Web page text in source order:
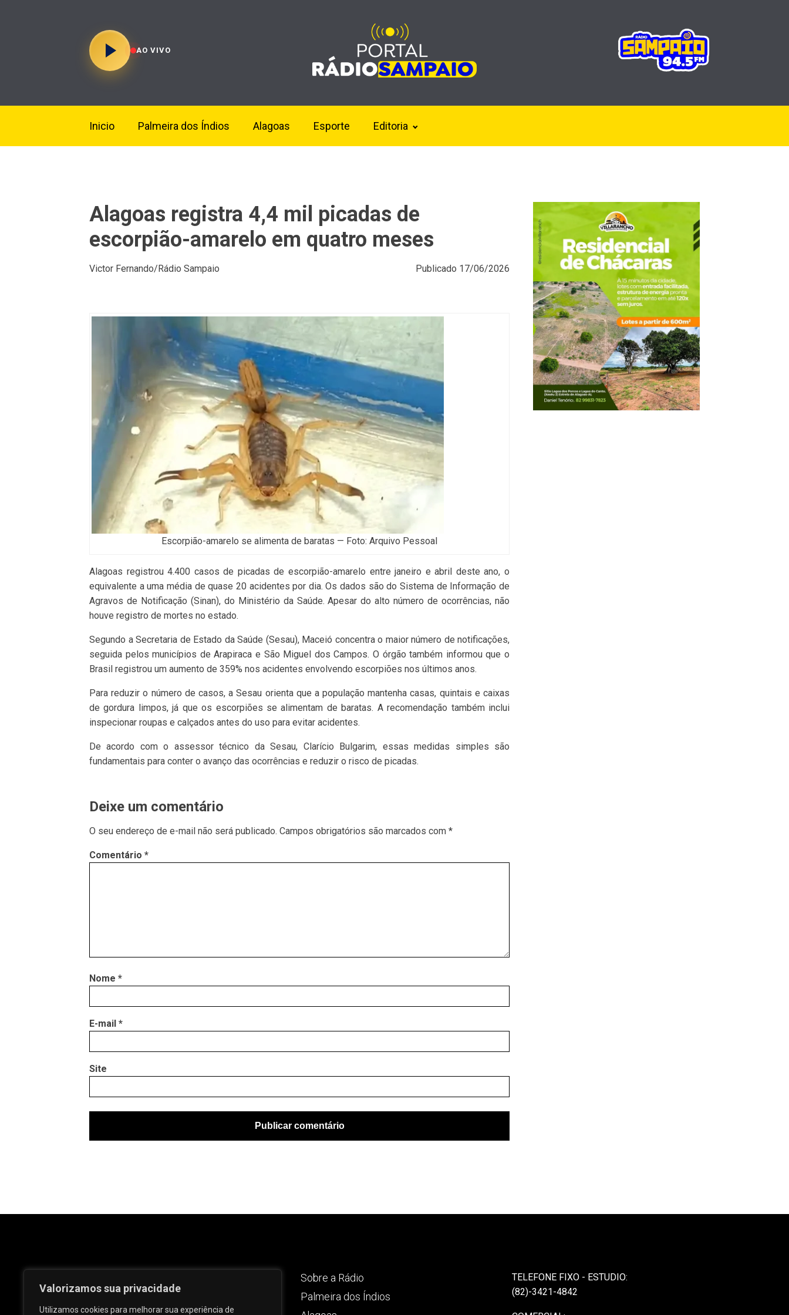
Valorizamos sua privacidade
Utilizamos cookies para melhorar sua experiência de
AO VIVO
Inicio Palmeira dos Índios Alagoas Esporte Editoria
Alagoas registra 4,4 mil picadas de
escorpião-amarelo em quatro meses
Victor Fernando/Rádio Sampaio Publicado 17/06/2026
Escorpião-amarelo se alimenta de baratas — Foto: Arquivo Pessoal
Alagoas registrou 4.400 casos de picadas de escorpião-amarelo entre janeiro e abril deste ano, o
equivalente a uma média de quase 20 acidentes por dia. Os dados são do Sistema de Informação de
Agravos de Notificação (Sinan), do Ministério da Saúde. Apesar do alto número de ocorrências, não
houve registro de mortes no estado.
Segundo a Secretaria de Estado da Saúde (Sesau), Maceió concentra o maior número de notificações,
seguida pelos municípios de Arapiraca e São Miguel dos Campos. O órgão também informou que o
Brasil registrou um aumento de 359% nos acidentes envolvendo escorpiões nos últimos anos.
Para reduzir o número de casos, a Sesau orienta que a população mantenha casas, quintais e caixas
de gordura limpos, já que os escorpiões se alimentam de baratas. A recomendação também inclui
inspecionar roupas e calçados antes do uso para evitar acidentes.
De acordo com o assessor técnico da Sesau, Clarício Bulgarim, essas medidas simples são
fundamentais para conter o avanço das ocorrências e reduzir o risco de picadas.
Deixe um comentário
O seu endereço de e-mail não será publicado. Campos obrigatórios são marcados com *
Comentário *
Nome *
E-mail *
Site
Sobre a Rádio
Palmeira dos Índios
TELEFONE FIXO - ESTUDIO:
(82)-3421-4842